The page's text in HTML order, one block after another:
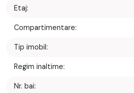
Etaj:
Compartimentare:
Tip imobil:
Regim inaltime:
Nr. bai: